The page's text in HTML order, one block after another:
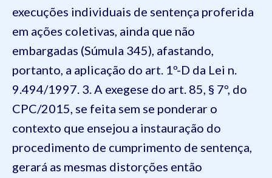
execuções individuais de sentença proferida
em ações coletivas, ainda que não
embargadas (Súmula 345), afastando,
portanto, a aplicação do art. 1º-D da Lei n.
9.494/1997. 3. A exegese do art. 85, § 7º, do
CPC/2015, se feita sem se ponderar o
contexto que ensejou a instauração do
procedimento de cumprimento de sentença,
gerará as mesmas distorções então